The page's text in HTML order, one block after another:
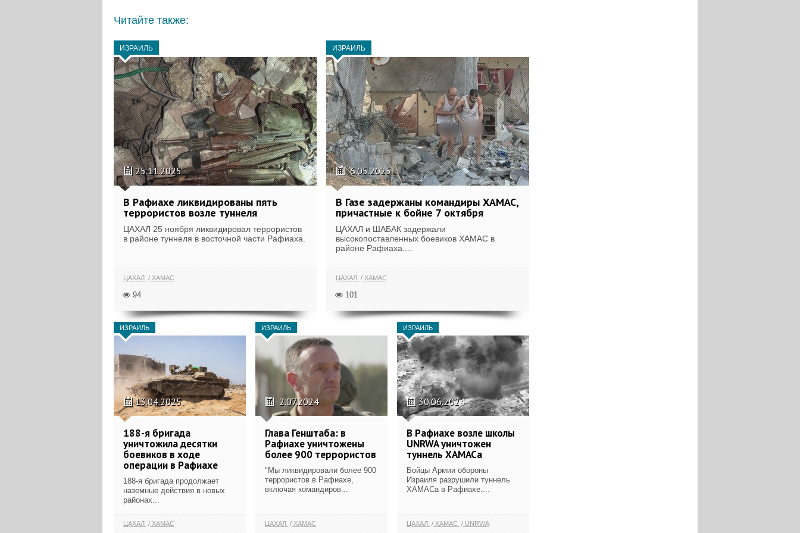
Читайте также:
ИЗРАИЛЬ
25.11.2025
В Рафиахе ликвидированы пять
террористов возле туннеля
ЦАХАЛ 25 ноября ликвидировал террористов
в районе туннеля в восточной части Рафиаха.
ЦАХАЛ ХАМАС
94
ИЗРАИЛЬ
6.05.2025
В Газе задержаны командиры ХАМАС,
причастные к бойне 7 октября
ЦАХАЛ и ШАБАК задержали
высокопоставленных боевиков ХАМАС в
районе Рафиаха....
ЦАХАЛ ХАМАС
101
ИЗРАИЛЬ
13.04.2025
188-я бригада
уничтожила десятки
боевиков в ходе
операции в Рафиахе
188-я бригада продолжает
наземные действия в новых
районах...
ЦАХАЛ ХАМАС
ИЗРАИЛЬ
2.07.2024
Глава Генштаба: в
Рафиахе уничтожены
более 900 террористов
"Мы ликвидировали более 900
террористов в Рафиахе,
включая командиров...
ЦАХАЛ ХАМАС
ИЗРАИЛЬ
30.06.2024
В Рафиахе возле школы
UNRWA уничтожен
туннель ХАМАСа
Бойцы Армии обороны
Израиля разрушили туннель
ХАМАСа в Рафиахе....
ЦАХАЛ ХАМАС UNRWA